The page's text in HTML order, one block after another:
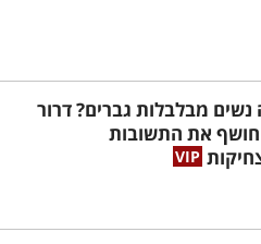
מבלבלות גברים? דרור
חושף את התשובות